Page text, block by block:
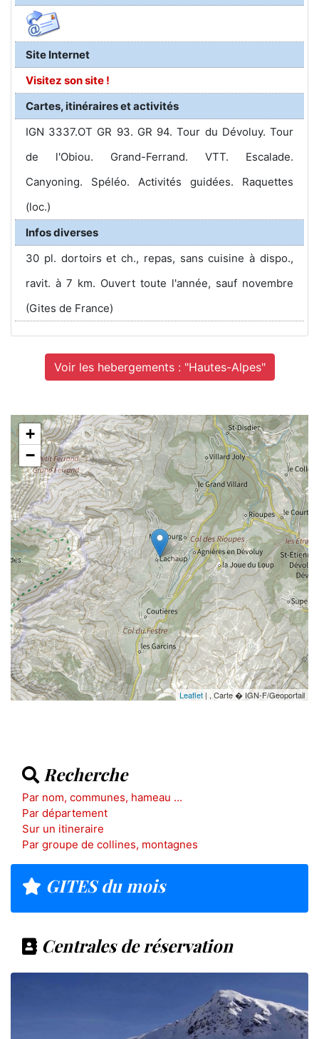
Site Internet
Visitez son site !
Cartes, itinéraires et activités
IGN 3337.OT GR 93. GR 94. Tour du Dévoluy. Tour
de l'Obiou. Grand-Ferrand. VTT. Escalade.
Canyoning. Spéléo. Activités guidées. Raquettes
(loc.)
Infos diverses
30 pl. dortoirs et ch., repas, sans cuisine à dispo.,
ravit. à 7 km. Ouvert toute l'année, sauf novembre
(Gites de France)
Voir les hebergements : "Hautes-Alpes"
+
−
Leaflet | , Carte � IGN-F/Geoportail
Recherche
Par nom, communes, hameau ...
Par département
Sur un itineraire
Par groupe de collines, montagnes
GITES du mois
Centrales de réservation